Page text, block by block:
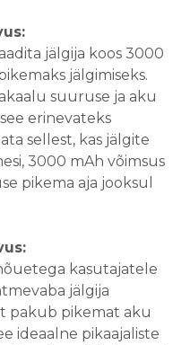
jälgija koos 3000
jälgimiseks.
suuruse ja aku
erinevateks
sellest, kas jälgite
3000 mAh võimsus
pikema aja jooksul
kasutajatele
jälgija
pakub pikemat aku
ideaalne pikaajaliste